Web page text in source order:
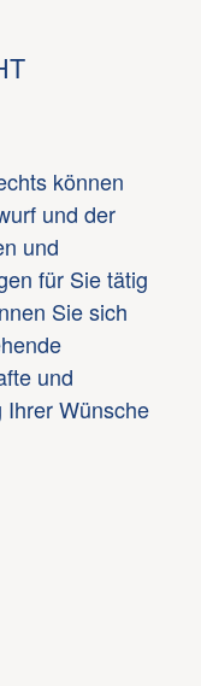
können
und der
und
für Sie tätig
Sie sich
und
Ihrer Wünsche